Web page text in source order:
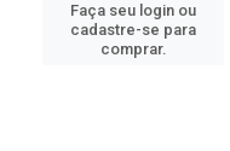
Faça seu login ou
cadastre-se para
comprar.